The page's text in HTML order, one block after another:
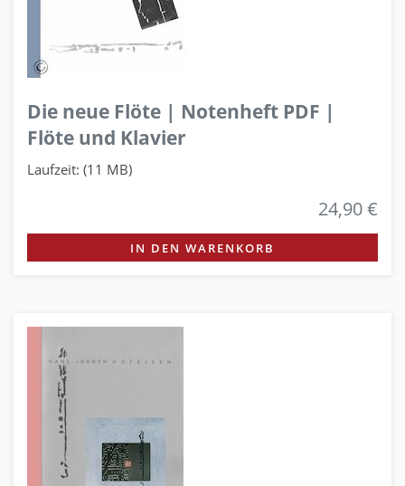
Die neue Flöte | Notenheft PDF |
Flöte und Klavier
Laufzeit: (11 MB)
24,90 €
IN DEN WARENKORB